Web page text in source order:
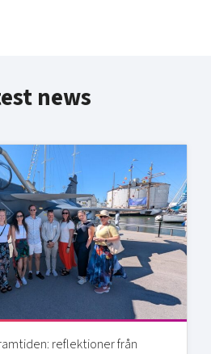
news
reflektioner från